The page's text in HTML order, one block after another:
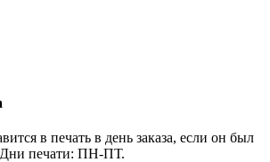
в печать в день заказа, если он был
печати: ПН-ПТ.